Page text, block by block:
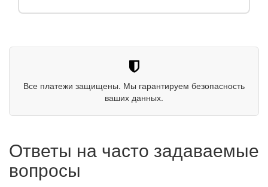
Все платежи защищены. Мы гарантируем безопасность
ваших данных.
Ответы на часто задаваемые
вопросы